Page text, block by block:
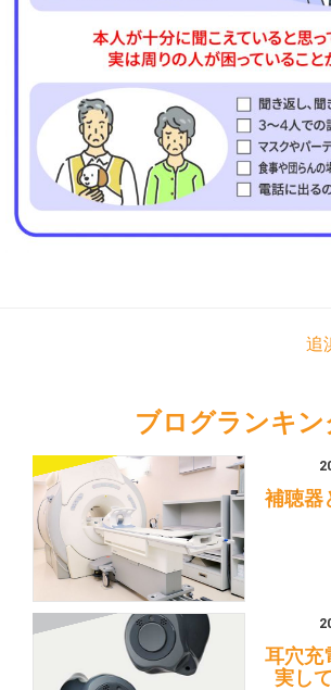
追
ブログランキン
補聴器
耳穴充
実し